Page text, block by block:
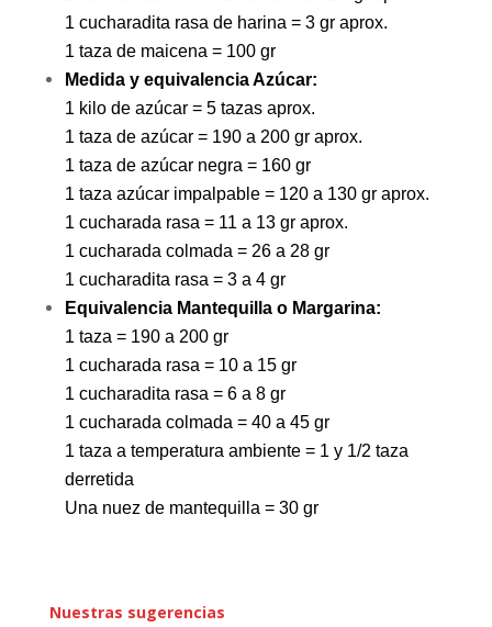
1 cucharadita rasa de harina = 3 gr aprox.
1 taza de maicena = 100 gr
Medida y equivalencia Azúcar:
1 kilo de azúcar = 5 tazas aprox.
1 taza de azúcar = 190 a 200 gr aprox.
1 taza de azúcar negra = 160 gr
1 taza azúcar impalpable = 120 a 130 gr aprox.
1 cucharada rasa = 11 a 13 gr aprox.
1 cucharada colmada = 26 a 28 gr
1 cucharadita rasa = 3 a 4 gr
Equivalencia Mantequilla o Margarina:
1 taza = 190 a 200 gr
1 cucharada rasa = 10 a 15 gr
1 cucharadita rasa = 6 a 8 gr
1 cucharada colmada = 40 a 45 gr
1 taza a temperatura ambiente = 1 y 1/2 taza
derretida
Una nuez de mantequilla = 30 gr
Nuestras sugerencias